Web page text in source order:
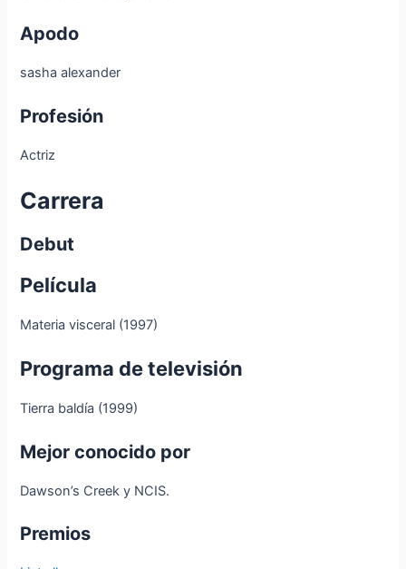
Apodo
sasha alexander
Profesión
Actriz
Carrera
Debut
Película
Materia visceral (1997)
Programa de televisión
Tierra baldía (1999)
Mejor conocido por
Dawson’s Creek y NCIS.
Premios